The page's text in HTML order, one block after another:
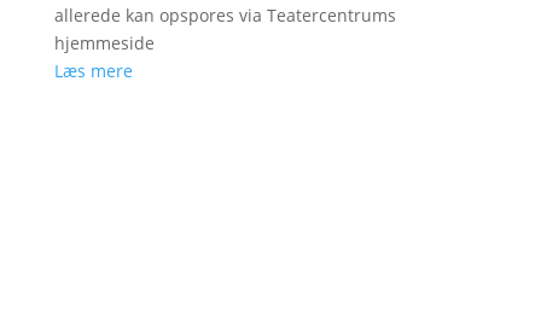
allerede kan opspores via Teatercentrums
hjemmeside
Læs mere